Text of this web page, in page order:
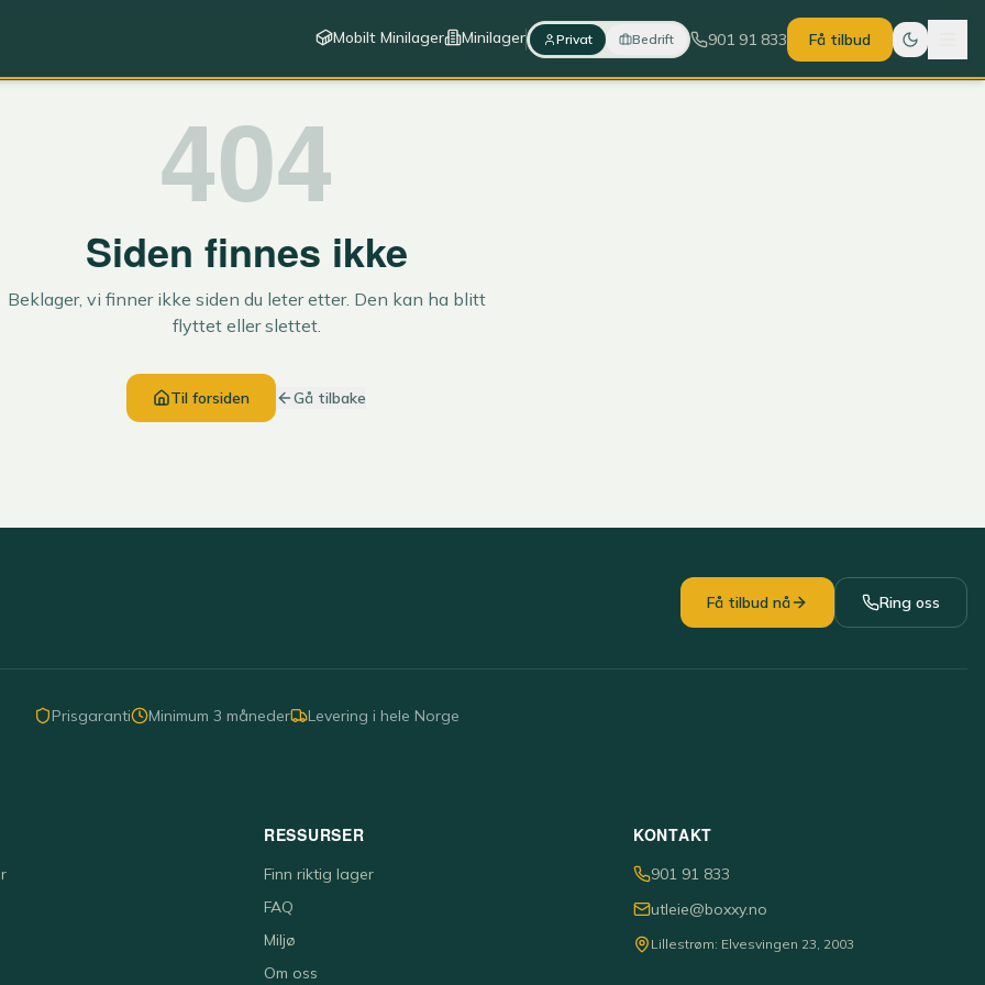
Mobilt Minilager Minilager Privat Bedrift 901 91 833 Få tilbud
404
Siden finnes ikke
Beklager, vi finner ikke siden du leter etter. Den kan ha blitt
flyttet eller slettet.
Til forsiden Gå tilbake
Få tilbud nå Ring oss
Prisgaranti Minimum 3 måneder Levering i hele Norge
RESSURSER
Finn riktig lager
FAQ
Miljø
Om oss
KONTAKT
901 91 833
utleie@boxxy.no
Lillestrøm: Elvesvingen 23, 2003